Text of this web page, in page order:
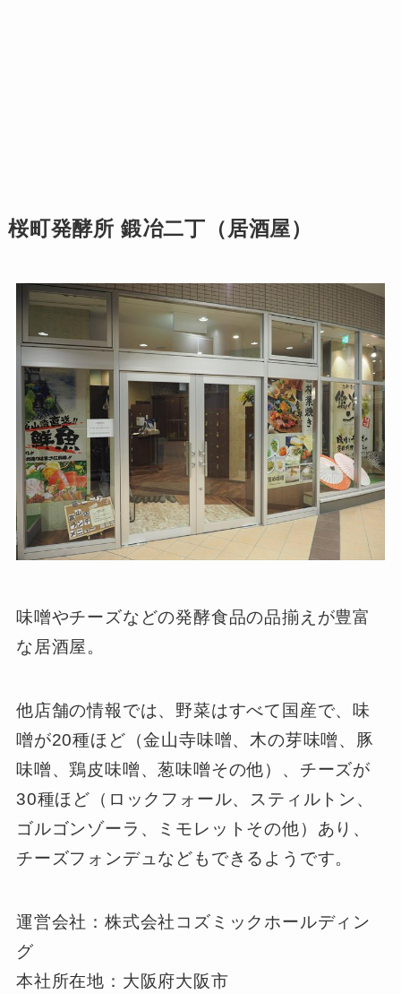
桜町発酵所 鍛冶二丁（居酒屋）
味噌やチーズなどの発酵食品の品揃えが豊富
な居酒屋。
他店舗の情報では、野菜はすべて国産で、味
噌が20種ほど（金山寺味噌、木の芽味噌、豚
味噌、鶏皮味噌、葱味噌その他）、チーズが
30種ほど（ロックフォール、スティルトン、
ゴルゴンゾーラ、ミモレットその他）あり、
チーズフォンデュなどもできるようです。
運営会社：株式会社コズミックホールディン
グ
本社所在地：大阪府大阪市